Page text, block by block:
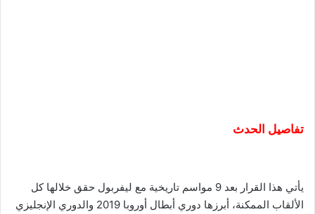
تفاصيل الحدث
يأتي هذا القرار بعد 9 مواسم تاريخية مع ليفربول حقق خلالها كل
الألقاب الممكنة، أبرزها دوري أبطال أوروبا 2019 والدوري الإنجليزي